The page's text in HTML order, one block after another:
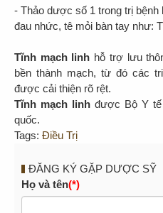
- Thảo dược số 1 trong trị
đau nhức, tê mỏi bàn tay như:
Tĩnh mạch linh hỗ trợ lưu
bền thành mạch, từ đó các
được cải thiện rõ rệt.
Tĩnh mạch linh được Bộ Y tế
quốc.
Tags: Điều Trị
ĐĂNG KÝ GẶP DƯỢC SỸ
Họ và tên(*)